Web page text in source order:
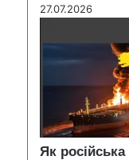
27.07.2026
Як